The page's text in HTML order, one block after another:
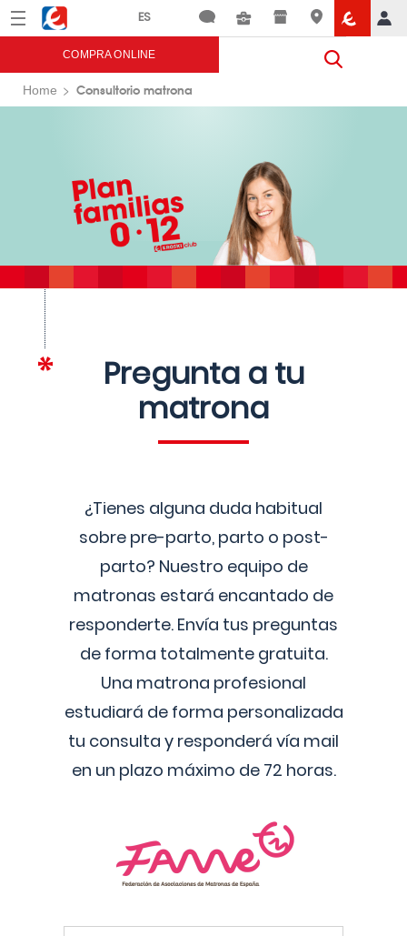
Menú Eroski
COMPRA ONLINE
Home Consultorio matrona
Pregunta a tu
matrona
¿Tienes alguna duda habitual
sobre pre-parto, parto o post-
parto? Nuestro equipo de
matronas estará encantado de
responderte. Envía tus preguntas
de forma totalmente gratuita.
Una matrona profesional
estudiará de forma personalizada
tu consulta y responderá vía mail
en un plazo máximo de 72 horas.